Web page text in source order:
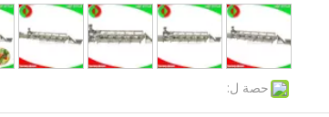
حصة ل: